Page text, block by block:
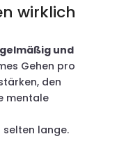
wirklich
und
Gehen pro
den
mentale
lange.